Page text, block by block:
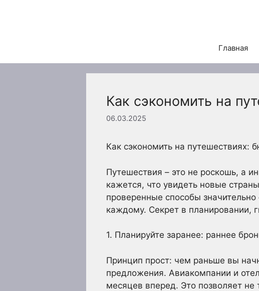
Главная
Как сэкономить на
06.03.2025
Как сэкономить на путешествиях:
Путешествия – это не роскошь, а
кажется, что увидеть новые
проверенные способы
каждому. Секрет в планировании,
1. Планируйте заранее: раннее
Принцип прост: чем раньше вы
предложения. Авиакомпании и
месяцев вперед. Это позволяет